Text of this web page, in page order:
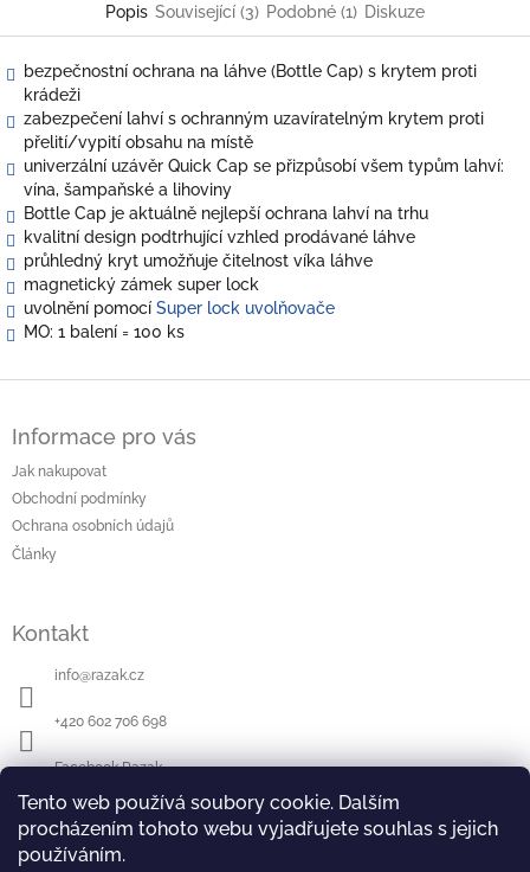
Tento web používá soubory cookie. Dalším
procházením tohoto webu vyjadřujete souhlas s jejich
používáním.
Popis Související (3) Podobné (1) Diskuze
bezpečnostní ochrana na láhve (Bottle Cap) s krytem proti
krádeži
zabezpečení lahví s ochranným uzavíratelným krytem proti
přelití/vypití obsahu na místě
univerzální uzávěr Quick Cap se přizpůsobí všem typům lahví:
vína, šampaňské a lihoviny
Bottle Cap je aktuálně nejlepší ochrana lahví na trhu
kvalitní design podtrhující vzhled prodávané láhve
průhledný kryt umožňuje čitelnost víka láhve
magnetický zámek super lock
uvolnění pomocí Super lock uvolňovače
MO: 1 balení = 100 ks
Informace pro vás
Jak nakupovat
Obchodní podmínky
Ochrana osobních údajů
Články
Kontakt
info@razak.cz
+420 602 706 698
Facebook Razak
Youtube Razak